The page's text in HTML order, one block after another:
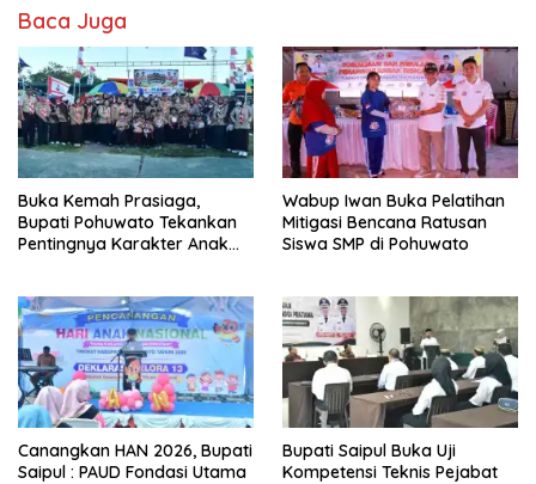
Bupati Pohuwato Tekankan
Pentingnya Karakter Anak
Usia Dini
Canangkan HAN 2026, Bupati
Bupati Saipul Buka Uji